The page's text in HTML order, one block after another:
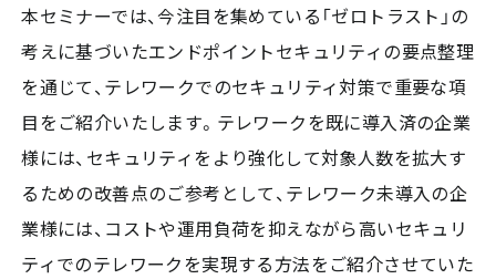
本セミナーでは、今注目を集めている「ゼロトラスト」の
考えに基づいたエンドポイントセキュリティの要点整理
を通じて、テレワークでのセキュリティ対策で重要な項
目をご紹介いたします。テレワークを既に導入済の企業
様には、セキュリティをより強化して対象人数を拡大す
るための改善点のご参考として、テレワーク未導入の企
業様には、コストや運用負荷を抑えながら高いセキュリ
ティでのテレワークを実現する方法をご紹介させていた